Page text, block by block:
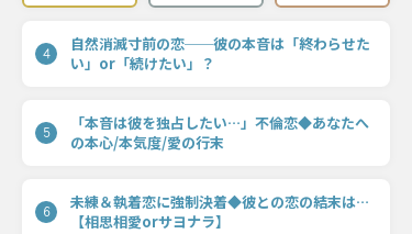
4
自然消滅寸前の恋──彼の本音は「終わらせた
い」or「続けたい」？
5
「本音は彼を独占したい…」不倫恋◆あなたへ
の本心/本気度/愛の行末
6
未練＆執着恋に強制決着◆彼との恋の結末は…
【相思相愛orサヨナラ】